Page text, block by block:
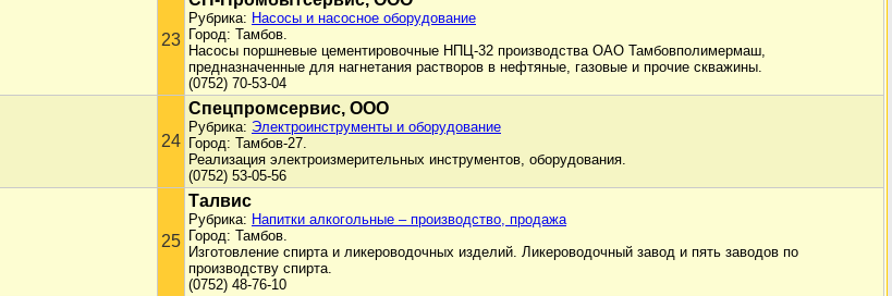
23
Рубрика: Насосы и насосное оборудование
Город: Тамбов.
Насосы поршневые цементировочные НПЦ-32 производства ОАО Тамбовполимермаш,
предназначенные для нагнетания растворов в нефтяные, газовые и прочие скважины.
(0752) 70-53-04
24
Спецпромсервис, ООО
Рубрика: Электроинструменты и оборудование
Город: Тамбов-27.
Реализация электроизмерительных инструментов, оборудования.
(0752) 53-05-56
25
Талвис
Рубрика: Напитки алкогольные – производство, продажа
Город: Тамбов.
Изготовление спирта и ликероводочных изделий. Ликероводочный завод и пять заводов по
производству спирта.
(0752) 48-76-10